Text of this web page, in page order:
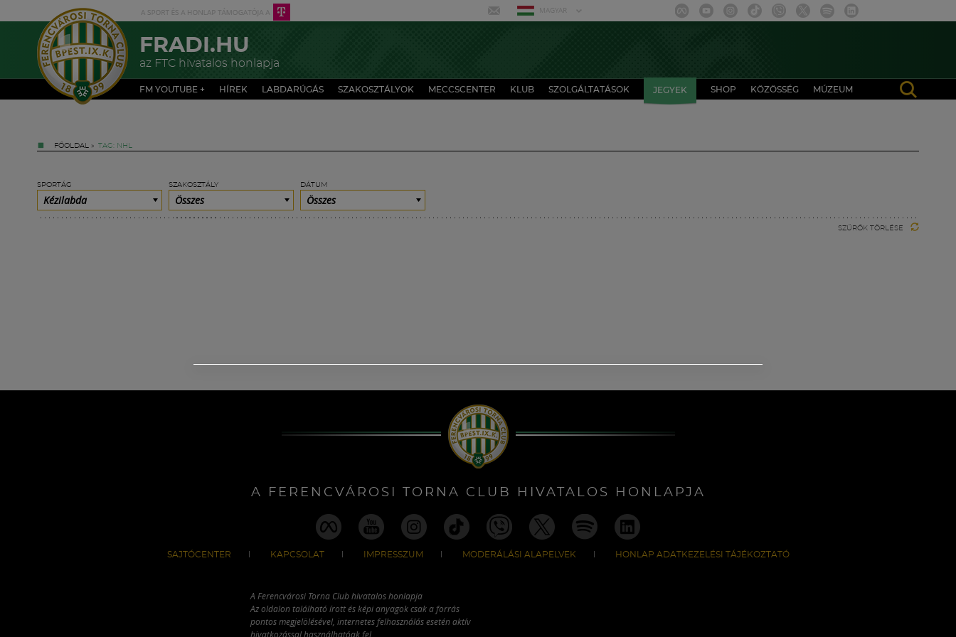
MAGYAR
FRADI.HU
az FTC hivatalos honlapja
FM YOUTUBE + HÍREK LABDARÚGÁS SZAKOSZTÁLYOK MECCSCENTER KLUB SZOLGÁLTATÁSOK JEGYEK SHOP KÖZÖSSÉG MÚZEUM
FŐOLDAL » TAG: NHL
SPORTÁG
Kézilabda
SZAKOSZTÁLY
Összes
DÁTUM
Összes
SZŰRŐK TÖRLÉSE
A FERENCVÁROSI TORNA CLUB HIVATALOS HONLAPJA
SAJTÓCENTER KAPCSOLAT IMPRESSZUM MODERÁLÁSI ALAPELVEK HONLAP ADATKEZELÉSI TÁJÉKOZTATÓ
A Ferencvárosi Torna Club hivatalos honlapja
Az oldalon található írott és képi anyagok csak a forrás
pontos megjelölésével, internetes felhasználás esetén aktív
hivatkozással használhatóak fel.